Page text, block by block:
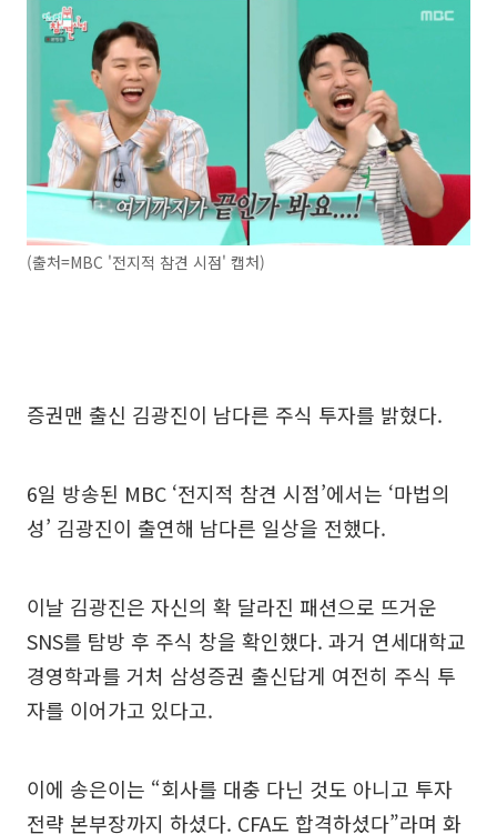
(출처=MBC '전지적 참견 시점' 캡처)
증권맨 출신 김광진이 남다른 주식 투자를 밝혔다.
6일 방송된 MBC ‘전지적 참견 시점’에서는 ‘마법의
성’ 김광진이 출연해 남다른 일상을 전했다.
이날 김광진은 자신의 확 달라진 패션으로 뜨거운
SNS를 탐방 후 주식 창을 확인했다. 과거 연세대학교
경영학과를 거처 삼성증권 출신답게 여전히 주식 투
자를 이어가고 있다고.
이에 송은이는 “회사를 대충 다닌 것도 아니고 투자
전략 본부장까지 하셨다. CFA도 합격하셨다”라며 화